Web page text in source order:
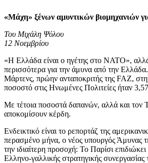
«Μάχη» ξένων αμυντικών βιομηχανιών
Του Μιχάλη Ψύλου
12 Νοεμβρίου
«Η Ελλάδα είναι ο ηγέτης στο ΝΑΤΟ»,
περισσότερα για την άμυνα από την
Μάρτενς, πρώην ανταποκριτής της FAZ,
ποσοστό στις Ηνωμένες Πολιτείες ήταν
Με τέτοια ποσοστά δαπανών, αλλά και τον
αποκομίσουν κέρδη.
Ενδεικτικό είναι το ρεπορτάζ της
περασμένο μήνα, ο νέος υπουργός Άμυνας
την ιδιαίτερη προσοχή: Το Παρίσι
Ελληνο-γαλλικής στρατηγικής